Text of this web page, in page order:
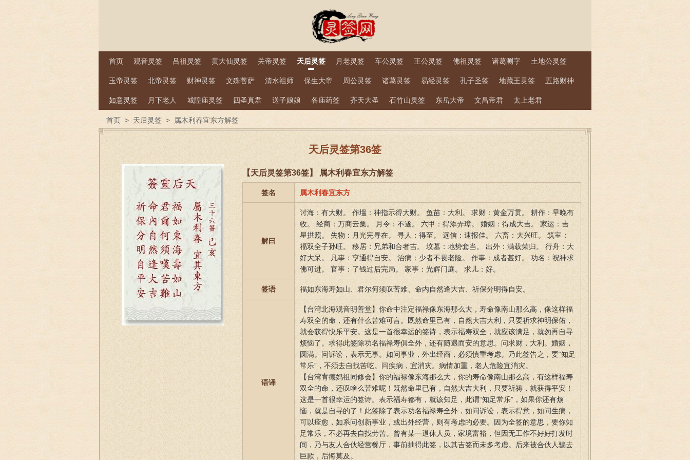
首页 观音灵签 吕祖灵签 黄大仙灵签 关帝灵签 天后灵签 月老灵签 车公灵签 王公灵签 佛祖灵签 诸葛测字 土地公灵签
玉帝灵签 北帝灵签 财神灵签 文殊菩萨 清水祖师 保生大帝 周公灵签 诸葛灵签 易经灵签 孔子圣签 地藏王灵签 五路财神
如意灵签 月下老人 城隍庙灵签 四圣真君 送子娘娘 各庙药签 齐天大圣 石竹山灵签 东岳大帝 文昌帝君 太上老君
首页 > 天后灵签 > 属木利春宜东方解签
天后灵签第36签
【天后灵签第36签】 属木利春宜东方解签
签名 属木利春宜东方
解曰
讨海：有大财。 作塭：神指示得大财。 鱼苗：大利。 求财：黄金万贯。 耕作：早晚有
收。 经商：万商云集。 月令：不遂。 六甲：得添弄璋。 婚姻：得成大吉。 家运：吉
星拱照。 失物：月光完寻在。 寻人：得至。 远信：速报佳。 六畜：大兴旺。 筑室：
福双全子孙旺。 移居：兄弟和合者吉。 坟墓：地势套当。 出外：满载荣归。 行舟：大
好大呆。 凡事：亨通得自安。 治病：少者不畏老险。 作事：成者甚好。 功名：祝神求
佛可进。 官事：了钱过后完局。 家事：光辉门庭。 求儿：好。
签语 福如东海寿如山、君尔何须叹苦难、命内自然逢大吉、祈保分明得自安。
语译
【台湾北海观音明善堂】你命中注定福禄像东海那么大，寿命像南山那么高，像这样福
寿双全的命，还有什么苦难可言。既然命里己有，自然大吉大利，只要祈求神明保佑，
就会获得快乐平安。这是一首很幸运的签诗，表示福寿双全，就应该满足，就勿再自寻
烦恼了。求得此签除功名福禄寿俱全外，还有随遇而安的意思。问求财，大利。婚姻，
圆满。问诉讼，表示无事。如问事业，外出经商，必须慎重考虑。乃此签告之，要“知足
常乐”，不须去自找苦吃。问疾病，宜消灾。病情加重，老人危险宜消灾。
【台湾育德妈祖同修会】你的福禄像东海那么大，你的寿命像南山那么高，有这样福寿
双全的命，还叹啥么苦难呢！既然命里已有，自然大吉大利，只要祈祷，就获得平安！
这是一首很幸运的签诗。表示福寿都有，就该知足，此谓“知足常乐”，如果你还有烦
恼，就是自寻的了！此签除了表示功名福禄寿全外，如问诉讼，表示得意，如问生病，
可以痊愈，如系问创新事业，或出外经营，则有考虑的必要。因为全签的意思，要你知
足常乐，不必再去自找劳苦。曾有某一退休人员，家境富裕，但因无工作不好好打发时
间，乃与友人合伙经营餐厅，事前抽得此签，以其吉签而未多考虑。后来被合伙人骗去
巨款，后悔莫及。